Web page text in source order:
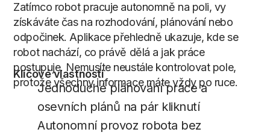
Zatímco robot pracuje autonomně na poli, vy
získáváte čas na rozhodování, plánování nebo
odpočinek. Aplikace přehledně ukazuje, kde se
robot nachází, co právě dělá a jak práce
postupuje. Nemusíte neustále kontrolovat pole,
protože všechny informace máte vždy po ruce.
Klíčové vlastnosti
Jednoduché plánování práce a
osevních plánů na pár kliknutí
Autonomní provoz robota bez